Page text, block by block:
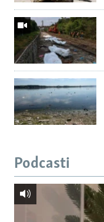
Podcasti